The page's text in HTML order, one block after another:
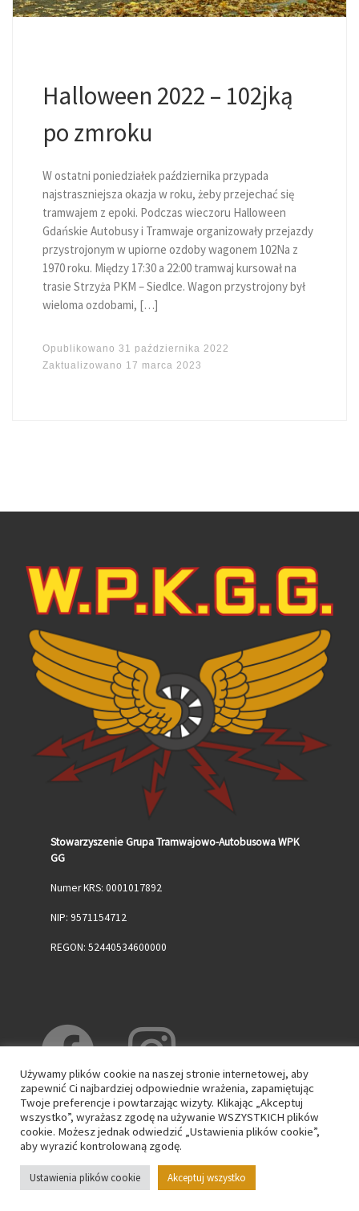
Halloween 2022 – 102jką
po zmroku
W ostatni poniedziałek października przypada
najstraszniejsza okazja w roku, żeby przejechać się
tramwajem z epoki. Podczas wieczoru Halloween
Gdańskie Autobusy i Tramwaje organizowały przejazdy
przystrojonym w upiorne ozdoby wagonem 102Na z
1970 roku. Między 17:30 a 22:00 tramwaj kursował na
trasie Strzyża PKM – Siedlce. Wagon przystrojony był
wieloma ozdobami, […]
Opublikowano 31 października 2022
Zaktualizowano 17 marca 2023
Stowarzyszenie Grupa Tramwajowo-Autobusowa WPK
GG
Numer KRS: 0001017892
NIP: 9571154712
REGON: 52440534600000
© 2026WPK GG– Wszelkie prawa zastrzeżone
Oparte na – Zaprojektowano z Motyw Customizr
Używamy plików cookie na naszej stronie internetowej, aby
zapewnić Ci najbardziej odpowiednie wrażenia, zapamiętując
Twoje preferencje i powtarzając wizyty. Klikając „Akceptuj
wszystko”, wyrażasz zgodę na używanie WSZYSTKICH plików
cookie. Możesz jednak odwiedzić „Ustawienia plików cookie”,
aby wyrazić kontrolowaną zgodę.
Ustawienia plików cookie Akceptuj wszystko